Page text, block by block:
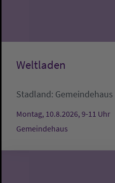
Weltladen
Stadland: Gemeindehaus
Montag, 10.8.2026, 9-11 Uhr
Gemeindehaus